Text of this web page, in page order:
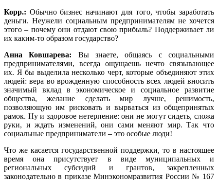
Корр.: Обычно бизнес начинают для того, чтобы заработать
деньги. Неужели социальным предпринимателям не хочется
этого – почему они отдают свою прибыль? Поддерживает ли
их каким-то образом государство?
Анна Ковшарева: Вы знаете, общаясь с социальными
предпринимателями, всегда ощущаешь нечто связывающее
их. Я бы выделила несколько черт, которые объединяют этих
людей: вера во врожденную способность всех людей вносить
значимый вклад в экономическое и социальное развитие
общества, желание сделать мир лучше, решимость,
позволяющую им рисковать и вырваться из общепринятых
рамок. Ну и здоровое нетерпение: они не могут сидеть, сложа
руки, и ждать изменений, они сами меняют мир. Так что
социальные предприниматели – это особые люди!
Что же касается государственной поддержки, то в настоящее
время она присутствует в виде муниципальных и
региональных субсидий и грантов, закрепленных
законодательно в приказе Минэкономразвития России № 167